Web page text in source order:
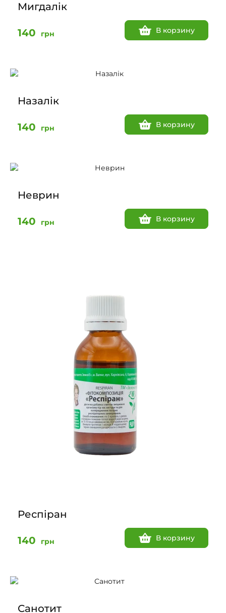
Мигдалік
140 грн В корзину
Назалік
140 грн В корзину
Неврин
140 грн В корзину
Респіран
140 грн В корзину
Санотит